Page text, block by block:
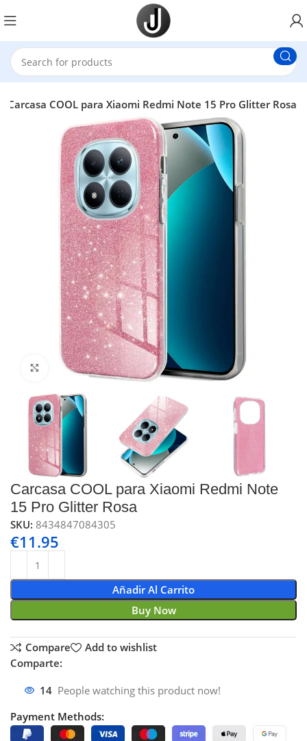
Carcasa COOL para Xiaomi Redmi Note 15 Pro Glitter Rosa
Click to enlarge
Carcasa COOL para Xiaomi Redmi Note
15 Pro Glitter Rosa
SKU:8434847084305
€11.95
Añadir Al Carrito
Buy Now
Compare
Add to wishlist
Comparte:
14 People watching this product now!
Payment Methods: